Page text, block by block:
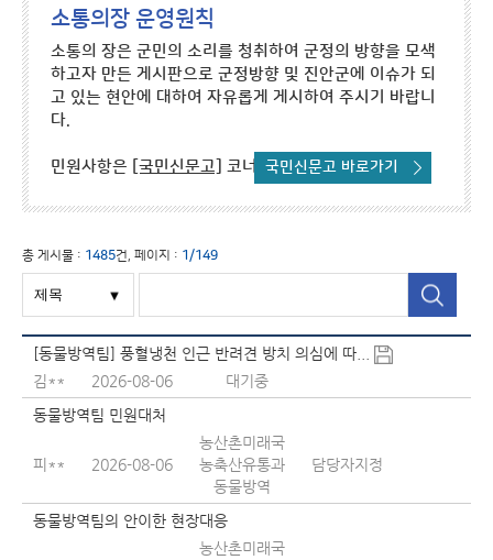
소통의장 운영원칙
소통의 장은 군민의 소리를 청취하여 군정의 방향을 모색
하고자 만든 게시판으로 군정방향 및 진안군에 이슈가 되
고 있는 현안에 대하여 자유롭게 게시하여 주시기 바랍니
다.
민원사항은 [국민신문고] 코너를 이용하시기 바랍니다.
국민신문고 바로가기
총 게시물 : 1485건, 페이지 : 1/149
[동물방역팀] 풍혈냉천 인근 반려견 방치 의심에 따...
김**
2026-08-06
대기중
동물방역팀 민원대처
피** 2026-08-06
농산촌미래국
농축산유통과
동물방역
담당자지정
동물방역팀의 안이한 현장대응
농산촌미래국